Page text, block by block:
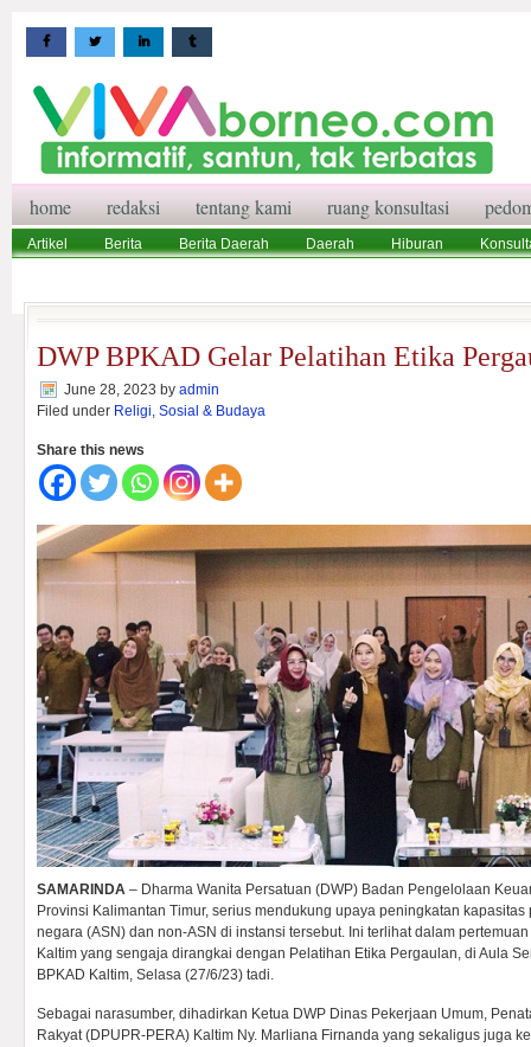
home redaksi tentang kami ruang konsultasi
Artikel Berita Berita Daerah Daerah Hiburan
DWP BPKAD Gelar Pelatihan Etika
June 28, 2023 by admin
Filed under Religi, Sosial & Budaya
Share this news
SAMARINDA – Dharma Wanita Persatuan (DWP) Badan Pengelolaan
Provinsi Kalimantan Timur, serius mendukung upaya peningkatan
negara (ASN) dan non-ASN di instansi tersebut. Ini terlihat dalam
Kaltim yang sengaja dirangkai dengan Pelatihan Etika Pergaulan, di Aula
BPKAD Kaltim, Selasa (27/6/23) tadi.
Sebagai narasumber, dihadirkan Ketua DWP Dinas Pekerjaan Umum,
Rakyat (DPUPR-PERA) Kaltim Ny. Marliana Firnanda yang sekaligus juga